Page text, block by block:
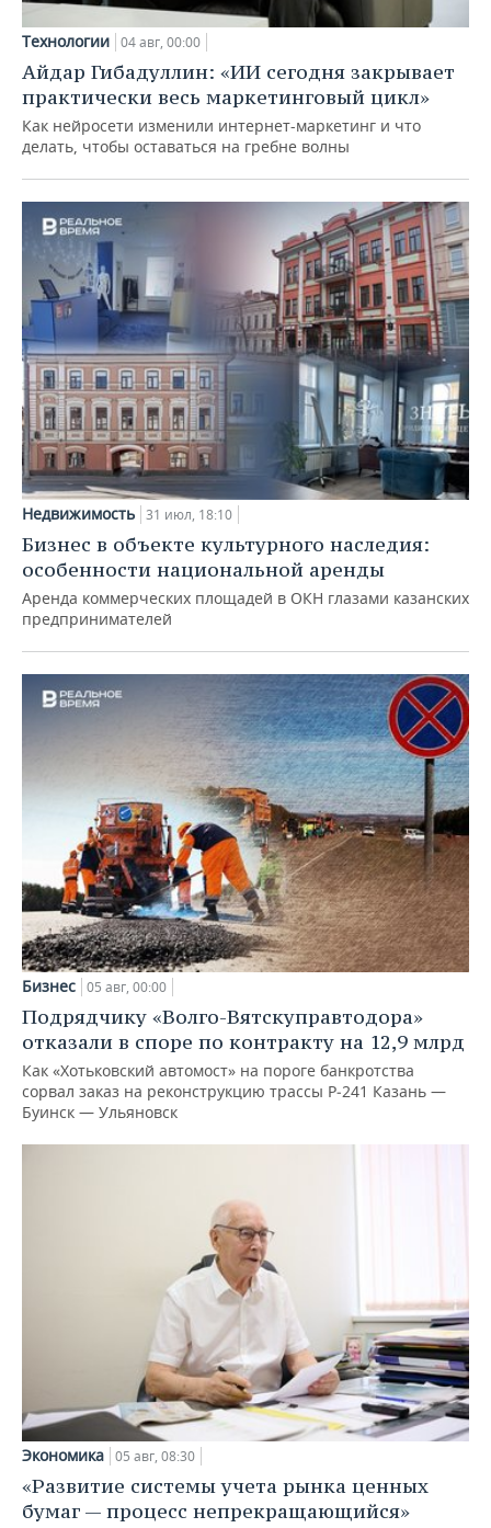
Технологии 04 авг, 00:00
Айдар Гибадуллин: «ИИ сегодня закрывает
практически весь маркетинговый цикл»
Как нейросети изменили интернет-маркетинг и что
делать, чтобы оставаться на гребне волны
Недвижимость 31 июл, 18:10
Бизнес в объекте культурного наследия:
особенности национальной аренды
Аренда коммерческих площадей в ОКН глазами казанских
предпринимателей
Бизнес 05 авг, 00:00
Подрядчику «Волго-Вятскуправтодора»
отказали в споре по контракту на 12,9 млрд
Как «Хотьковский автомост» на пороге банкротства
сорвал заказ на реконструкцию трассы Р‑241 Казань —
Буинск — Ульяновск
Экономика 05 авг, 08:30
«Развитие системы учета рынка ценных
бумаг — процесс непрекращающийся»